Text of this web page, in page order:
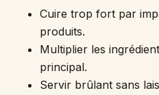
Cuire trop fort par
produits.
Multiplier les
principal.
Servir brûlant sans